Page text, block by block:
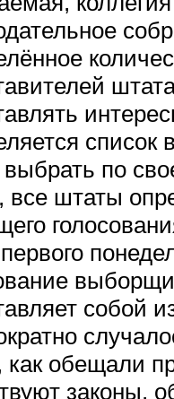
по
все штаты
собой
как обещали
законы,